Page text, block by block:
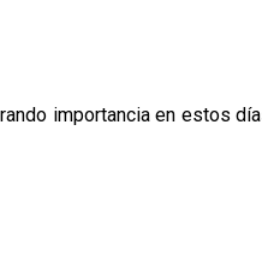
importancia en estos